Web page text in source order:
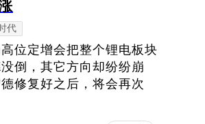
代
位定增会把整个锂电板块
倒，其它方向却纷纷崩
修复好之后，将会再次